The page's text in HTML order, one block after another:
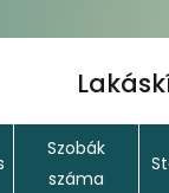
Szobák
száma